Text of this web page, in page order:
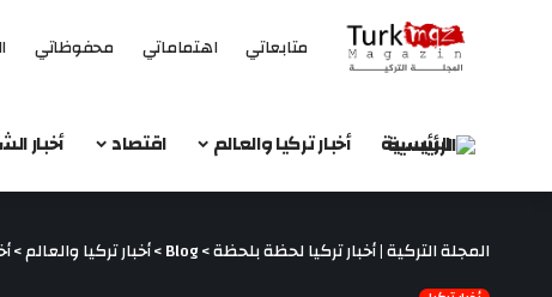
متابعاتي اهتماماتي محفوظاتي
الرئيسية أخبار تركيا والعالم اقتصاد أخبار
المجلة التركية | أخبار تركيا لحظة بلحظة>
Blog
>أخبار تركيا والعالم>